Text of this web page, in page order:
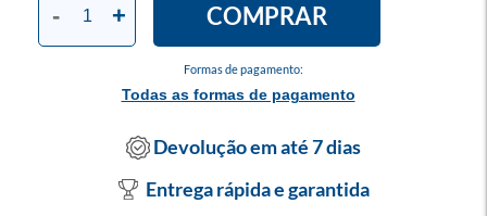
Formas de pagamento:
Todas as formas de pagamento
- + COMPRAR
Devolução em até 7 dias
Entrega rápida e garantida